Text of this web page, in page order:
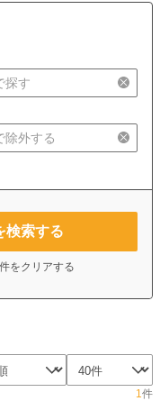
検索する
をクリアする
1件